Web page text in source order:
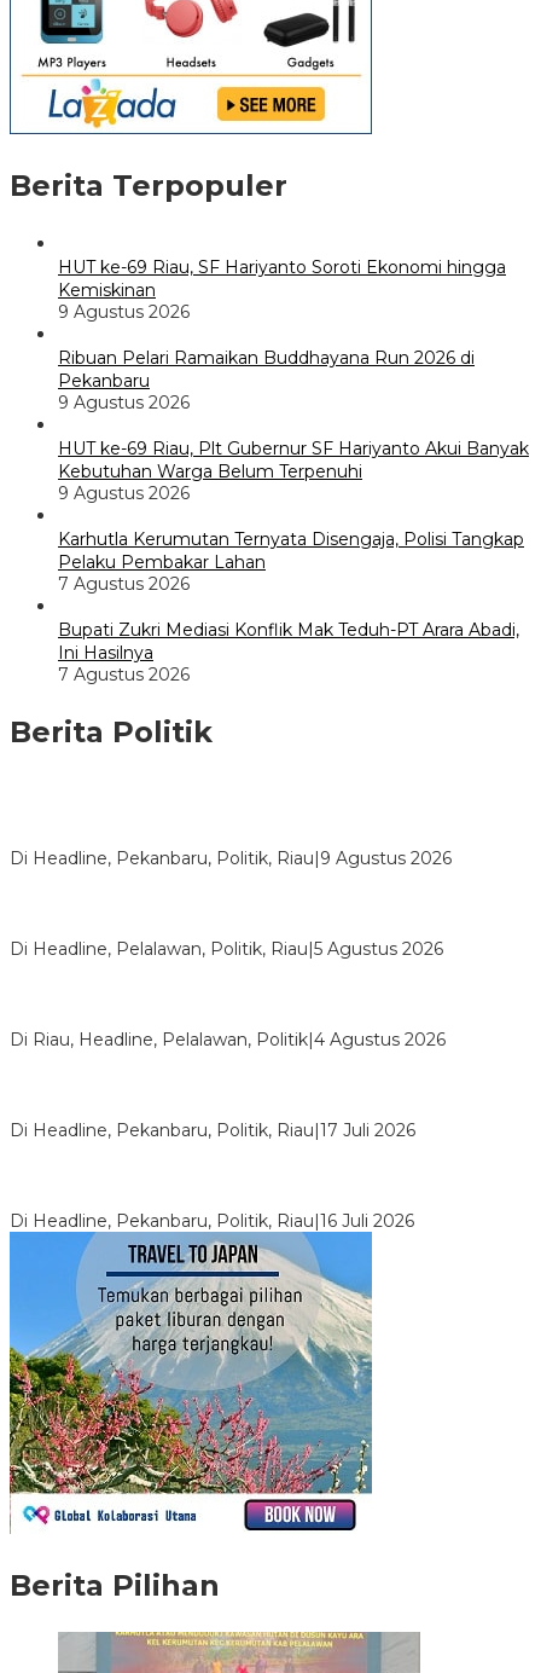
Berita Terpopuler
HUT ke-69 Riau, SF Hariyanto Soroti Ekonomi hingga
Kemiskinan
9 Agustus 2026
Ribuan Pelari Ramaikan Buddhayana Run 2026 di
Pekanbaru
9 Agustus 2026
HUT ke-69 Riau, Plt Gubernur SF Hariyanto Akui Banyak
Kebutuhan Warga Belum Terpenuhi
9 Agustus 2026
Karhutla Kerumutan Ternyata Disengaja, Polisi Tangkap
Pelaku Pembakar Lahan
7 Agustus 2026
Bupati Zukri Mediasi Konflik Mak Teduh-PT Arara Abadi,
Ini Hasilnya
7 Agustus 2026
Berita Politik
Di Headline, Pekanbaru, Politik, Riau|9 Agustus 2026
Di Headline, Pelalawan, Politik, Riau|5 Agustus 2026
Di Riau, Headline, Pelalawan, Politik|4 Agustus 2026
Di Headline, Pekanbaru, Politik, Riau|17 Juli 2026
Di Headline, Pekanbaru, Politik, Riau|16 Juli 2026
Berita Pilihan